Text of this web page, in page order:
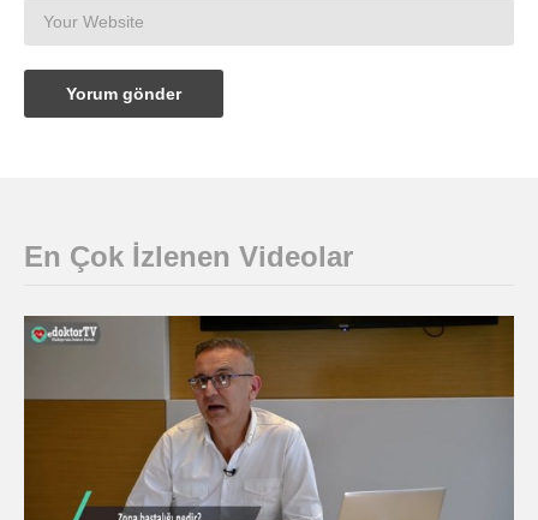
En Çok İzlenen Videolar